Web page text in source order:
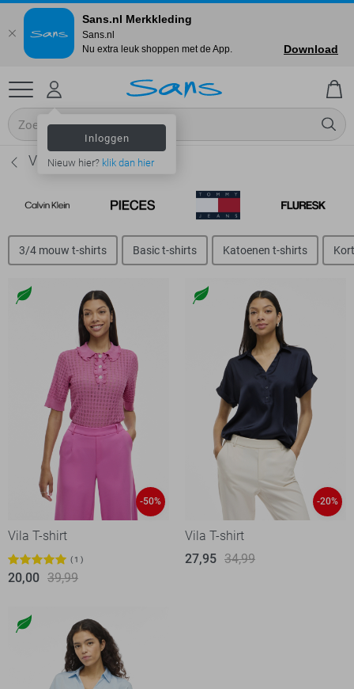
Inloggen
Nieuw hier? klik dan hier
Vila Polo`s - Dames
3/4 mouw t-shirts Basic t-shirts Katoenen t-shirts
-50%
Vila T-shirt
1
20,00 39,99
-20%
Vila T-shirt
27,95 34,99
Sans.nl Merkkleding
Sans.nl
Nu extra leuk shoppen met de App.
Download